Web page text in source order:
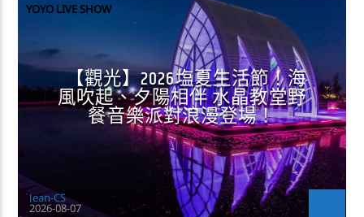
YOYO LIVE SHOW
【觀光】2026塩夏生活節！海
風吹起、夕陽相伴 水晶教堂野
餐音樂派對浪漫登場！
Jean-CS
2026-08-07